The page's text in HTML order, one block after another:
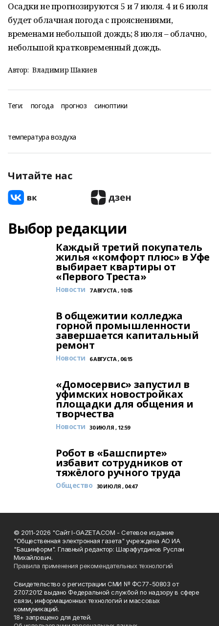
Осадки не прогнозируются 5 и 7 июля. 4 и 6 июля
будет облачная погода с прояснениями,
временами небольшой дождь; 8 июля – облачно,
небольшой кратковременный дождь.
Автор: Владимир Шакиев
Теги: погода прогноз синоптики
температура воздуха
Читайте нас
Выбор редакции
Каждый третий покупатель
жилья «комфорт плюс» в Уфе
выбирает квартиры от
«Первого Треста»
Новости 7 АВГУСТА , 10:05
В общежитии колледжа
горной промышленности
завершается капитальный
ремонт
Новости 6 АВГУСТА , 06:15
«Домосервис» запустил в
уфимских новостройках
площадки для общения и
творчества
Новости 30 ИЮЛЯ , 12:59
Робот в «Башспирте»
избавит сотрудников от
тяжёлого ручного труда
Общество 30 ИЮЛЯ , 04:47
© 2011-2026 "Сайт I-GAZETA.COM - Сетевое издание
"Общественная электронная газета" учреждена АО ИА
"Башинформ". Главный редактор: Шарафутдинов Руслан
Михайлович.
Правила применения рекомендательных технологий
Свидетельство о регистрации СМИ № ФС77-50803 от
27.07.2012 выдано Федеральной службой по надзору в сфере
связи, информационных технологий и массовых
коммуникаций.
18+ запрещено для детей.